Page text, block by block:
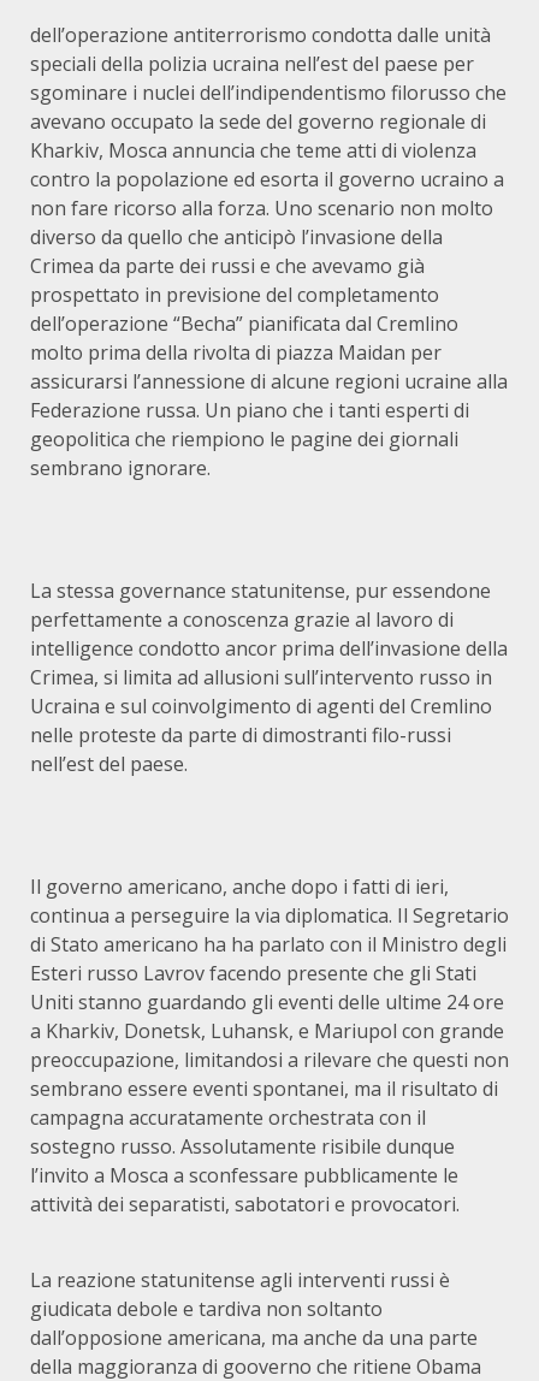
dell’operazione antiterrorismo condotta dalle unità
speciali della polizia ucraina nell’est del paese per
sgominare i nuclei dell’indipendentismo filorusso che
avevano occupato la sede del governo regionale di
Kharkiv, Mosca annuncia che teme atti di violenza
contro la popolazione ed esorta il governo ucraino a
non fare ricorso alla forza. Uno scenario non molto
diverso da quello che anticipò l’invasione della
Crimea da parte dei russi e che avevamo già
prospettato in previsione del completamento
dell’operazione “Becha” pianificata dal Cremlino
molto prima della rivolta di piazza Maidan per
assicurarsi l’annessione di alcune regioni ucraine alla
Federazione russa. Un piano che i tanti esperti di
geopolitica che riempiono le pagine dei giornali
sembrano ignorare.
La stessa governance statunitense, pur essendone
perfettamente a conoscenza grazie al lavoro di
intelligence condotto ancor prima dell’invasione della
Crimea, si limita ad allusioni sull’intervento russo in
Ucraina e sul coinvolgimento di agenti del Cremlino
nelle proteste da parte di dimostranti filo-russi
nell’est del paese.
Il governo americano, anche dopo i fatti di ieri,
continua a perseguire la via diplomatica. Il Segretario
di Stato americano ha ha parlato con il Ministro degli
Esteri russo Lavrov facendo presente che gli Stati
Uniti stanno guardando gli eventi delle ultime 24 ore
a Kharkiv, Donetsk, Luhansk, e Mariupol con grande
preoccupazione, limitandosi a rilevare che questi non
sembrano essere eventi spontanei, ma il risultato di
campagna accuratamente orchestrata con il
sostegno russo. Assolutamente risibile dunque
l’invito a Mosca a sconfessare pubblicamente le
attività dei separatisti, sabotatori e provocatori.
La reazione statunitense agli interventi russi è
giudicata debole e tardiva non soltanto
dall’opposione americana, ma anche da una parte
della maggioranza di gooverno che ritiene Obama